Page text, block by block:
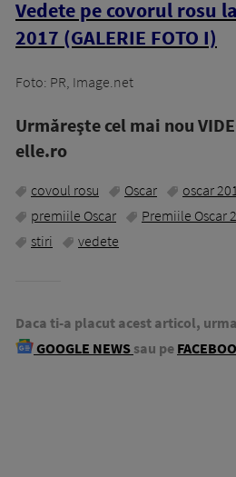
Vedete pe covorul rosu
2017 (GALERIE FOTO I)
Foto: PR, Image.net
Urmăreşte cel mai nou
elle.ro
covoul rosu Oscar oscar
premiile Oscar
Premiile Oscar
stiri
vedete
Daca ti-a placut acest articol,
GOOGLE NEWS sau pe